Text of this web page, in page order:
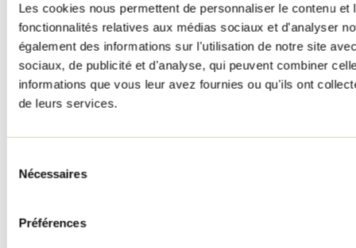
Les cookies nous permettent de personnaliser le contenu
fonctionnalités relatives aux médias sociaux et d'analyser
également des informations sur l'utilisation de notre site
sociaux, de publicité et d'analyse, qui peuvent combiner
informations que vous leur avez fournies ou qu'ils ont
de leurs services.
Nécessaires
Préférences